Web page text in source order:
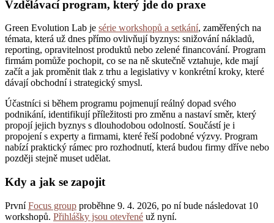
Vzdělávací program, který jde do praxe
Green Evolution Lab je série workshopů a setkání, zaměřených na
témata, která už dnes přímo ovlivňují byznys: snižování nákladů,
reporting, opravitelnost produktů nebo zelené financování. Program
firmám pomůže pochopit, co se na ně skutečně vztahuje, kde mají
začít a jak proměnit tlak z trhu a legislativy v konkrétní kroky, které
dávají obchodní i strategický smysl.
Účastníci si během programu pojmenují reálný dopad svého
podnikání, identifikují příležitosti pro změnu a nastaví směr, který
propojí jejich byznys s dlouhodobou odolností. Součástí je i
propojení s experty a firmami, které řeší podobné výzvy. Program
nabízí praktický rámec pro rozhodnutí, která budou firmy dříve nebo
později stejně muset udělat.
Kdy a jak se zapojit
PrvníFocus group proběhne 9. 4. 2026, po ní bude následovat 10
workshopů. Přihlášky jsou otevřené už nyní.